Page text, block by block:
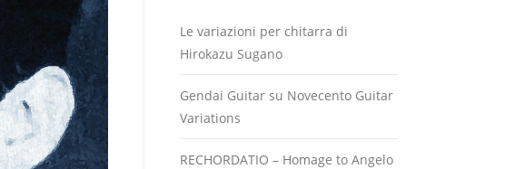
Le variazioni per chitarra di
Hirokazu Sugano
Gendai Guitar su Novecento Guitar
Variations
RECHORDATIO – Homage to Angelo